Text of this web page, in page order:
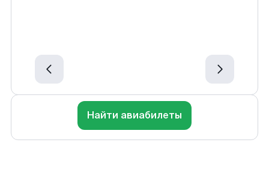
Найти авиабилеты